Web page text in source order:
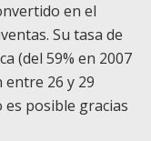
en el
Su tasa de
(del 59% en 2007
entre 26 y 29
es posible gracias